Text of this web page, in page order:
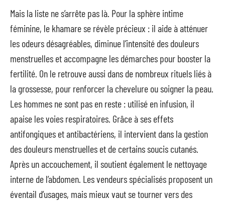
Mais la liste ne s’arrête pas là. Pour la sphère intime
féminine, le khamare se révèle précieux : il aide à atténuer
les odeurs désagréables, diminue l’intensité des douleurs
menstruelles et accompagne les démarches pour booster la
fertilité. On le retrouve aussi dans de nombreux rituels liés à
la grossesse, pour renforcer la chevelure ou soigner la peau.
Les hommes ne sont pas en reste : utilisé en infusion, il
apaise les voies respiratoires. Grâce à ses effets
antifongiques et antibactériens, il intervient dans la gestion
des douleurs menstruelles et de certains soucis cutanés.
Après un accouchement, il soutient également le nettoyage
interne de l’abdomen. Les vendeurs spécialisés proposent un
éventail d’usages, mais mieux vaut se tourner vers des